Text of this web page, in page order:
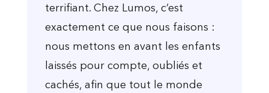
terrifiant. Chez Lumos, c’est
exactement ce que nous faisons :
nous mettons en avant les enfants
laissés pour compte, oubliés et
cachés, afin que tout le monde